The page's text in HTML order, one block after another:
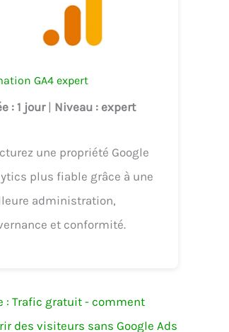
GA4 expert
: 1 jour | Niveau : expert
une propriété Google
plus fiable grâce à une
administration,
et conformité.